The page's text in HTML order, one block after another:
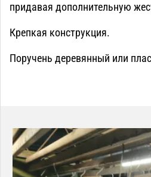
придавая дополнительную
Крепкая конструкция.
Поручень деревянный или